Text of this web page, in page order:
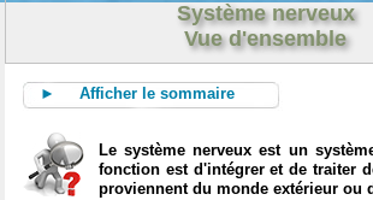
Système nerveux
Vue d'ensemble
► Afficher le sommaire
Le système nerveux est un
fonction est d'intégrer et de traiter
proviennent du monde extérieur ou